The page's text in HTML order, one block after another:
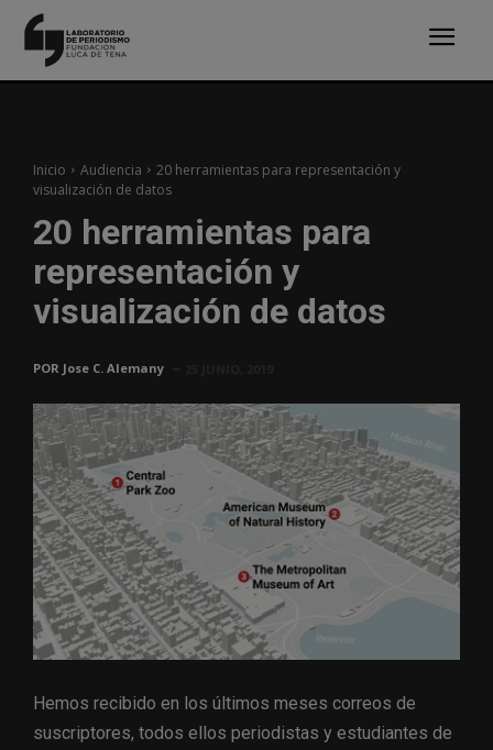
Inicio Audiencia
20 herramientas para representación y
visualización de datos
20 herramientas para
representación y
visualización de datos
POR Jose C. Alemany
Hemos recibido en los últimos meses correos de
suscriptores, todos ellos periodistas y estudiantes de